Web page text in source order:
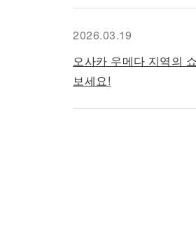
2026.03.19
오사카 우메다 지역의
보세요!